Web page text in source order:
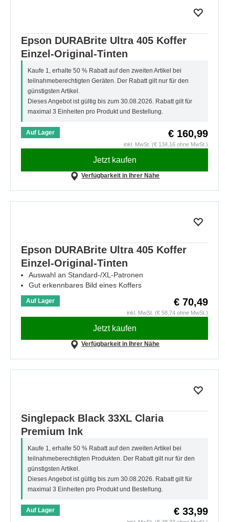
Epson DURABrite Ultra 405 Koffer
Einzel-Original-Tinten
Kaufe 1, erhalte 50 % Rabatt auf den zweiten Artikel bei
teilnahmeberechtigten Geräten. Der Rabatt gilt nur für den
günstigsten Artikel.
Dieses Angebot ist gültig bis zum 30.08.2026. Rabatt gilt für
maximal 3 Einheiten pro Produkt und Bestellung.
Auf Lager € 160,99
inkl. MwSt. (€ 134,16 ohne MwSt.)
Jetzt kaufen
Verfügbarkeit in Ihrer Nähe
Epson DURABrite Ultra 405 Koffer
Einzel-Original-Tinten
Auswahl an Standard-/XL-Patronen
Gut erkennbares Bild eines Koffers
Auf Lager € 70,49
inkl. MwSt. (€ 58,74 ohne MwSt.)
Jetzt kaufen
Verfügbarkeit in Ihrer Nähe
Singlepack Black 33XL Claria
Premium Ink
Kaufe 1, erhalte 50 % Rabatt auf den zweiten Artikel bei
teilnahmeberechtigten Produkten. Der Rabatt gilt nur für den
günstigsten Artikel.
Dieses Angebot ist gültig bis zum 30.08.2026. Rabatt gilt für
maximal 3 Einheiten pro Produkt und Bestellung.
Auf Lager € 33,99